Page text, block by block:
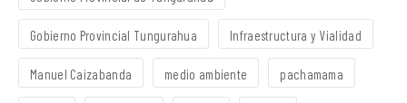
Gobierno Provincial Tungurahua Infraestructura y Vialidad
Manuel Caizabanda medio ambiente pachamama